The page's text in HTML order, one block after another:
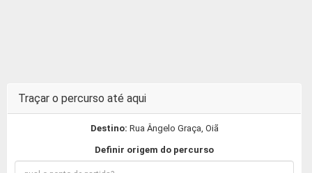
Traçar o percurso até aqui
Destino: Rua Ângelo Graça, Oiã
Definir origem do percurso